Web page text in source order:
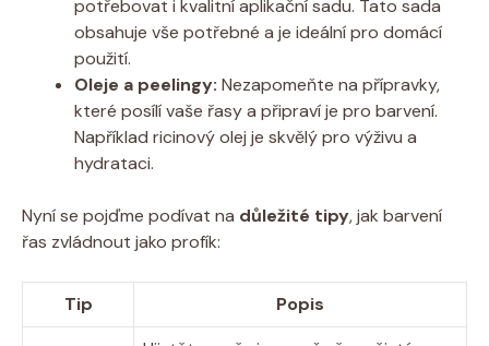
potřebovat i kvalitní aplikační sadu. Tato sada
obsahuje vše potřebné a je ideální pro domácí
použití.
Oleje a peelingy: Nezapomeňte na přípravky,
které posílí vaše řasy a připraví je pro barvení.
Například ricinový olej je skvělý pro výživu a
hydrataci.
Nyní se pojďme podívat na důležité tipy, jak barvení
řas zvládnout jako profík:
Tip
Popis